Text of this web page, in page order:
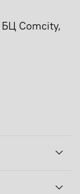
БЦ Comcity,